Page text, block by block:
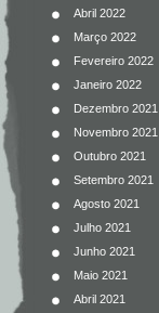
Abril 2022
Março 2022
Fevereiro 2022
Janeiro 2022
Dezembro 2021
Novembro 2021
Outubro 2021
Setembro 2021
Agosto 2021
Julho 2021
Junho 2021
Maio 2021
Abril 2021